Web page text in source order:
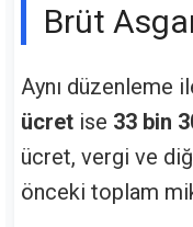
Brüt
Aynı düzenleme
ücret ise 33 bin
ücret, vergi ve
önceki toplam